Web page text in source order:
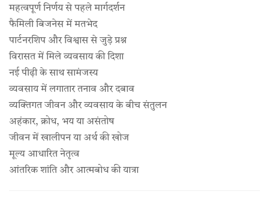
महत्वपूर्ण निर्णय से पहले मार्गदर्शन
फैमिली बिजनेस में मतभेद
पार्टनरशिप और विश्वास से जुड़े प्रश्न
विरासत में मिले व्यवसाय की दिशा
नई पीढ़ी के साथ सामंजस्य
व्यवसाय में लगातार तनाव और दबाव
व्यक्तिगत जीवन और व्यवसाय के बीच संतुलन
अहंकार, क्रोध, भय या असंतोष
जीवन में खालीपन या अर्थ की खोज
मूल्य आधारित नेतृत्व
आंतरिक शांति और आत्मबोध की यात्रा